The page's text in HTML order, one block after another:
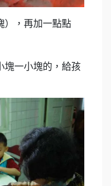
），再加一點點
塊一小塊的，給孩